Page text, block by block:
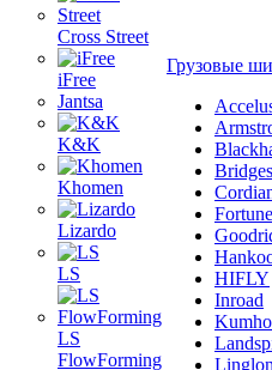
Cross Street
iFree
Jantsa
K&K
Khomen
Lizardo
LS
LS
FlowForming
Грузовые
Fortune
HIFLY
Inroad
Kumho